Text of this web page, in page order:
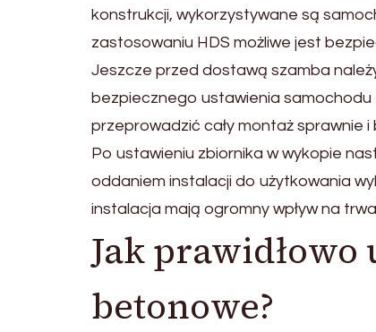
konstrukcji, wykorzystywane są
zastosowaniu HDS możliwe jest
Jeszcze przed dostawą szamba
bezpiecznego ustawienia samochodu
przeprowadzić cały montaż sprawnie
Po ustawieniu zbiornika w wykopie
oddaniem instalacji do użytkowania
instalacja mają ogromny wpływ na
Jak prawidłowo
betonowe?